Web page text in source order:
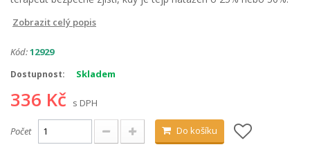
Zobrazit celý popis
Kód:12929
Dostupnost: Skladem
336 Kč s DPH
Počet Do košíku